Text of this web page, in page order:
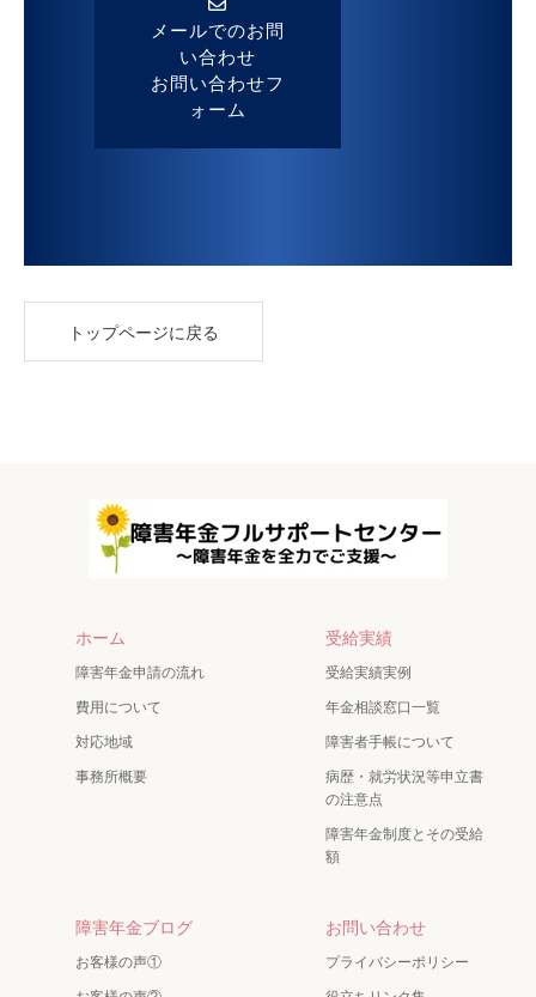
メールでのお問
い合わせ
お問い合わせフ
ォーム
トップページに戻る
ホーム
障害年金申請の流れ
費用について
対応地域
事務所概要
受給実績
受給実績実例
年金相談窓口一覧
障害者手帳について
病歴・就労状況等申立書
の注意点
障害年金制度とその受給
額
障害年金ブログ
お客様の声①
お問い合わせ
プライバシーポリシー